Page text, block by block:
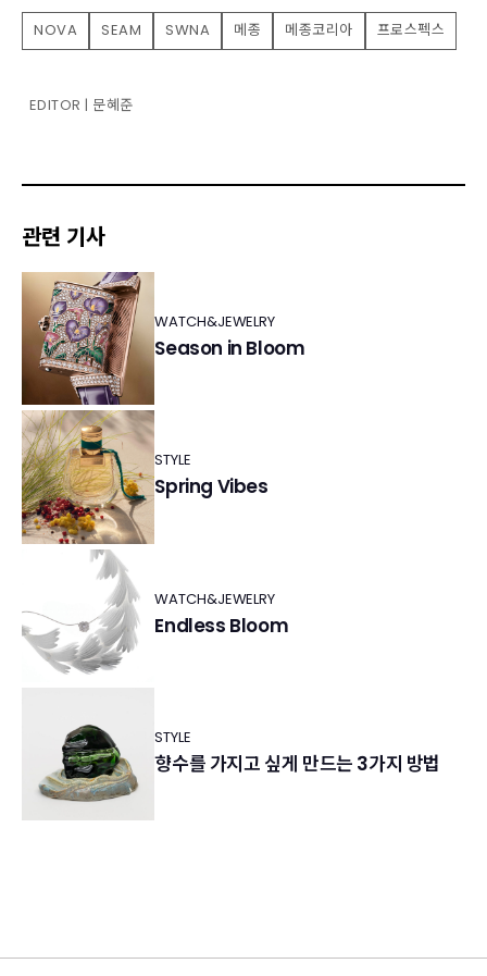
NOVA SEAM SWNA 메종 메종코리아 프로스펙스
EDITOR | 문혜준
관련 기사
WATCH&JEWELRY
Season in Bloom
STYLE
Spring Vibes
WATCH&JEWELRY
Endless Bloom
STYLE
향수를 가지고 싶게 만드는 3가지 방법